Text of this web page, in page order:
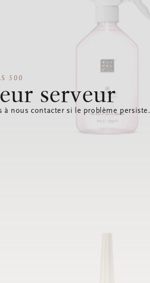
500
serveur
à nous contacter si le problème persiste.